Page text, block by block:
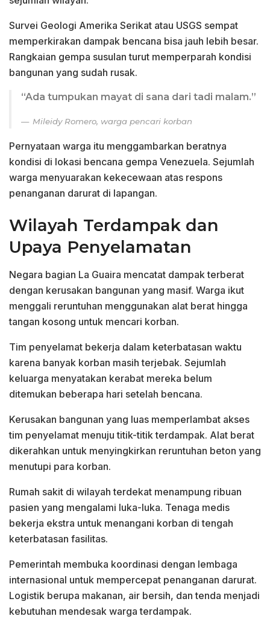
Survei Geologi Amerika Serikat atau USGS sempat
memperkirakan dampak bencana bisa jauh lebih besar.
Rangkaian gempa susulan turut memperparah kondisi
bangunan yang sudah rusak.
“Ada tumpukan mayat di sana dari tadi malam.”
Mileidy Romero, warga pencari korban
Pernyataan warga itu menggambarkan beratnya
kondisi di lokasi bencana gempa Venezuela. Sejumlah
warga menyuarakan kekecewaan atas respons
penanganan darurat di lapangan.
Wilayah Terdampak dan
Upaya Penyelamatan
Negara bagian La Guaira mencatat dampak terberat
dengan kerusakan bangunan yang masif. Warga ikut
menggali reruntuhan menggunakan alat berat hingga
tangan kosong untuk mencari korban.
Tim penyelamat bekerja dalam keterbatasan waktu
karena banyak korban masih terjebak. Sejumlah
keluarga menyatakan kerabat mereka belum
ditemukan beberapa hari setelah bencana.
Kerusakan bangunan yang luas memperlambat akses
tim penyelamat menuju titik-titik terdampak. Alat berat
dikerahkan untuk menyingkirkan reruntuhan beton yang
menutupi para korban.
Rumah sakit di wilayah terdekat menampung ribuan
pasien yang mengalami luka-luka. Tenaga medis
bekerja ekstra untuk menangani korban di tengah
keterbatasan fasilitas.
Pemerintah membuka koordinasi dengan lembaga
internasional untuk mempercepat penanganan darurat.
Logistik berupa makanan, air bersih, dan tenda menjadi
kebutuhan mendesak warga terdampak.